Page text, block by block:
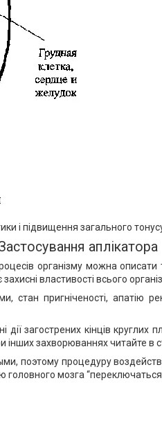
і підвищення загального
аплікатора
організму можна
властивості всього
стан пригніченості, апатію
загострених кінців
інших захворюваннях читайте в
поэтому процедуру
мозга